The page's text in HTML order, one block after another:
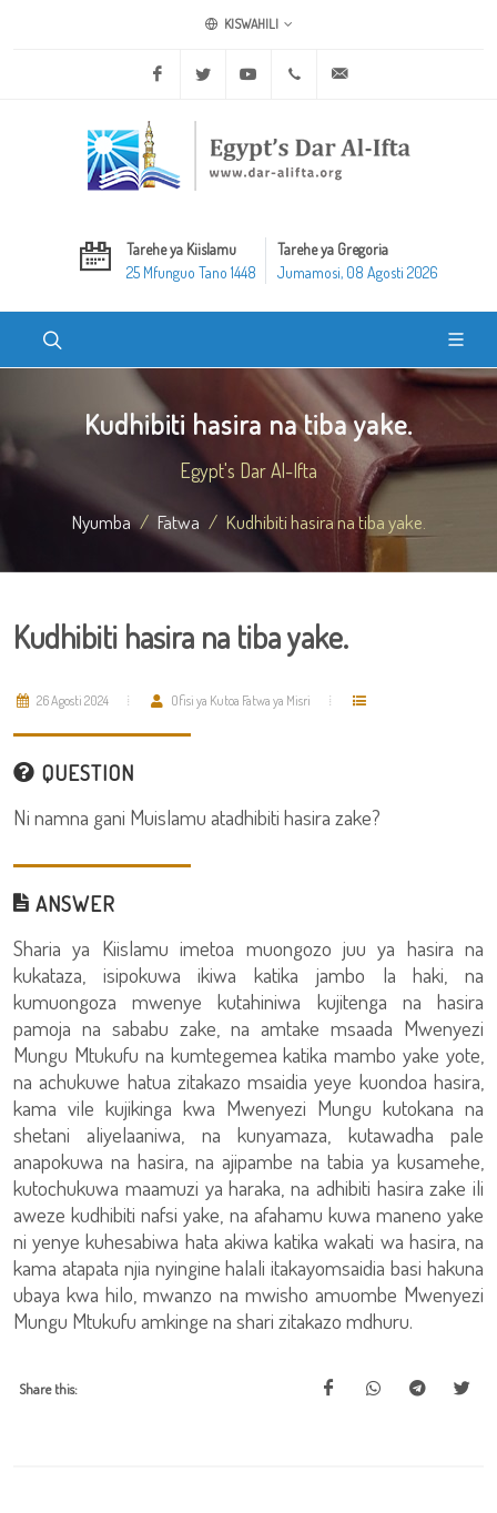
KISWAHILI
Facebook Twitter Youtube +20 2 25970400
Tarehe ya Kiislamu
25 Mfunguo Tano 1448
Tarehe ya Gregoria
Jumamosi, 08 Agosti 2026
Kudhibiti hasira na tiba yake.
Egypt's Dar Al-Ifta
Nyumba Fatwa Kudhibiti hasira na tiba yake.
Kudhibiti hasira na tiba yake.
26 Agosti 2024 Ofisi ya Kutoa Fatwa ya Misri
QUESTION
Ni namna gani Muislamu atadhibiti hasira zake?
ANSWER
Sharia ya Kiislamu imetoa muongozo juu ya hasira na
kukataza, isipokuwa ikiwa katika jambo la haki, na
kumuongoza mwenye kutahiniwa kujitenga na hasira
pamoja na sababu zake, na amtake msaada Mwenyezi
Mungu Mtukufu na kumtegemea katika mambo yake yote,
na achukuwe hatua zitakazo msaidia yeye kuondoa hasira,
kama vile kujikinga kwa Mwenyezi Mungu kutokana na
shetani aliyelaaniwa, na kunyamaza, kutawadha pale
anapokuwa na hasira, na ajipambe na tabia ya kusamehe,
kutochukuwa maamuzi ya haraka, na adhibiti hasira zake ili
aweze kudhibiti nafsi yake, na afahamu kuwa maneno yake
ni yenye kuhesabiwa hata akiwa katika wakati wa hasira, na
kama atapata njia nyingine halali itakayomsaidia basi hakuna
ubaya kwa hilo, mwanzo na mwisho amuombe Mwenyezi
Mungu Mtukufu amkinge na shari zitakazo mdhuru.
Share this: